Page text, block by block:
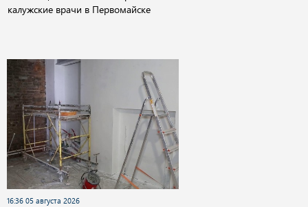
калужские врачи в Первомайске
16:36 05 августа 2026